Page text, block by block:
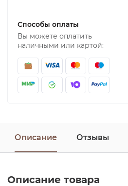
Способы оплаты
Вы можете оплатить
наличными или картой:
Описание Отзывы
Описание товара